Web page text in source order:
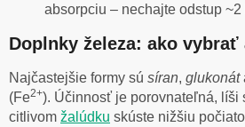
absorpciu – nechajte odstup ~2
Doplnky železa: ako
Najčastejšie formy sú síran, glukonát
(Fe2+). Účinnosť je porovnateľná, líši
citlivom žalúdku skúste nižšiu